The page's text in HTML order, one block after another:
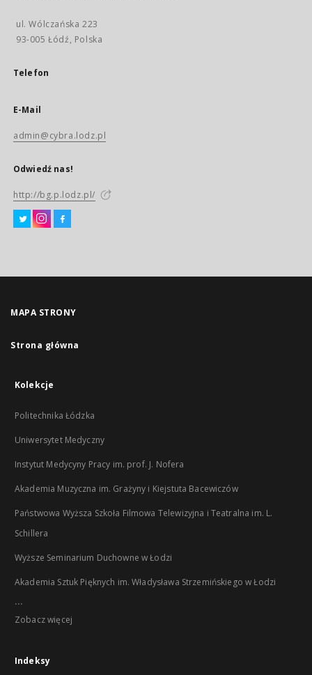
ul. Wólczańska 223
93-005 Łódź, Polska
Telefon
E-Mail
admin@cybra.lodz.pl
Odwiedź nas!
http://bg.p.lodz.pl/
MAPA STRONY
Strona główna
Kolekcje
Politechnika Łódzka
Uniwersytet Medyczny
Instytut Medycyny Pracy im. prof. J. Nofera
Akademia Muzyczna im. Grażyny i Kiejstuta Bacewiczów
Państwowa Wyższa Szkoła Filmowa Telewizyjna i Teatralna im. L.
Schillera
Wyższe Seminarium Duchowne w Łodzi
Akademia Sztuk Pięknych im. Władysława Strzemińskiego w Łodzi
...
Zobacz więcej
Indeksy